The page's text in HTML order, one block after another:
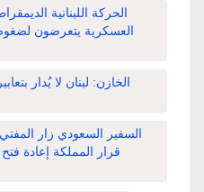
الحركة اللبنانية
العسكرية يتعرضون
الخازن: لبنان لا يُدار
السفير السعودي زار
قرار المملكة إعادة